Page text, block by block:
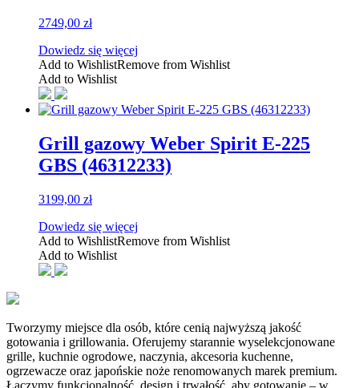
2749,00 zł
Dowiedz się więcej
Add to WishlistRemove from Wishlist
Add to Wishlist
Grill gazowy Weber Spirit E-225
GBS (46312233)
3199,00 zł
Dowiedz się więcej
Add to WishlistRemove from Wishlist
Add to Wishlist
Tworzymy miejsce dla osób, które cenią najwyższą jakość
gotowania i grillowania. Oferujemy starannie wyselekcjonowane
grille, kuchnie ogrodowe, naczynia, akcesoria kuchenne,
ogrzewacze oraz japońskie noże renomowanych marek premium.
Łączymy funkcjonalność, design i trwałość, aby gotowanie – w